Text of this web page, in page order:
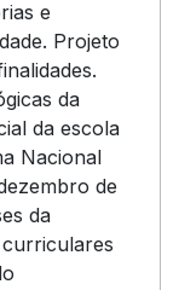
e
Projeto
da
da escola
Nacional
de
da